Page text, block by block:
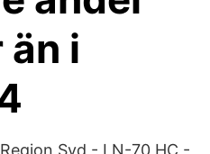
i
Syd - LN-70 HC -